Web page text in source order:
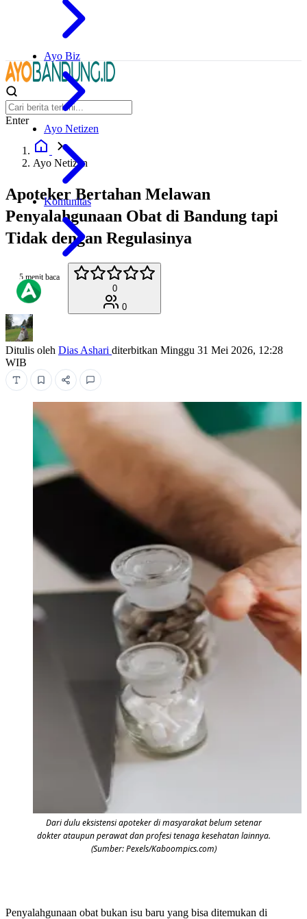
Ayo Biz
Ayo Netizen
Komunitas
Enter
Ayo Netizen
Apoteker Bertahan Melawan
Penyalahgunaan Obat di Bandung tapi
Tidak dengan Regulasinya
5 menit baca
0
0
Ditulis oleh Dias Ashari diterbitkan Minggu 31 Mei 2026, 12:28
WIB
Dari dulu eksistensi apoteker di masyarakat belum setenar
dokter ataupun perawat dan profesi tenaga kesehatan lainnya.
(Sumber: Pexels/Kaboompics.com)
Penyalahgunaan obat bukan isu baru yang bisa ditemukan di